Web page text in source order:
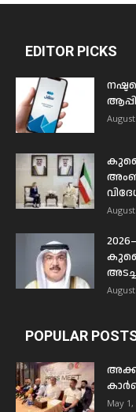
EDITOR PICKS
POPULAR
May 1,